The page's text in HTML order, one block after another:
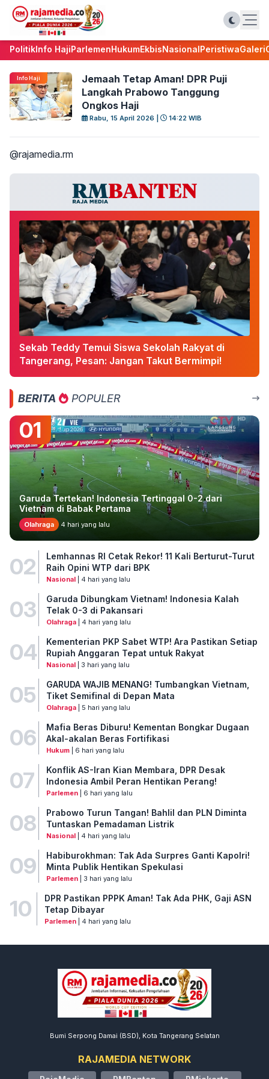
PolitikInfo HajiParlemenHukumEkbisNasionalPeristiwaGaleri
Info Haji
Jemaah Tetap Aman! DPR Puji
Langkah Prabowo Tanggung
Ongkos Haji
Rabu, 15 April 2026 | 14:22 WIB
@rajamedia.rm
Sekab Teddy Temui Siswa Sekolah Rakyat di
Tangerang, Pesan: Jangan Takut Bermimpi!
BERITA POPULER
01
Garuda Tertekan! Indonesia Tertinggal 0-2 dari
Vietnam di Babak Pertama
Olahraga 4 hari yang lalu
02
Lemhannas RI Cetak Rekor! 11 Kali Berturut-Turut
Raih Opini WTP dari BPK
Nasional| 4 hari yang lalu
03
Garuda Dibungkam Vietnam! Indonesia Kalah
Telak 0-3 di Pakansari
Olahraga| 4 hari yang lalu
04
Kementerian PKP Sabet WTP! Ara Pastikan Setiap
Rupiah Anggaran Tepat untuk Rakyat
Nasional| 3 hari yang lalu
05
GARUDA WAJIB MENANG! Tumbangkan Vietnam,
Tiket Semifinal di Depan Mata
Olahraga| 5 hari yang lalu
06
Mafia Beras Diburu! Kementan Bongkar Dugaan
Akal-akalan Beras Fortifikasi
Hukum| 6 hari yang lalu
07
Konflik AS-Iran Kian Membara, DPR Desak
Indonesia Ambil Peran Hentikan Perang!
Parlemen| 6 hari yang lalu
08
Prabowo Turun Tangan! Bahlil dan PLN Diminta
Tuntaskan Pemadaman Listrik
Nasional| 4 hari yang lalu
09
Habiburokhman: Tak Ada Surpres Ganti Kapolri!
Minta Publik Hentikan Spekulasi
Parlemen| 3 hari yang lalu
10
DPR Pastikan PPPK Aman! Tak Ada PHK, Gaji ASN
Tetap Dibayar
Parlemen| 4 hari yang lalu
Bumi Serpong Damai (BSD), Kota Tangerang Selatan
RAJAMEDIA NETWORK